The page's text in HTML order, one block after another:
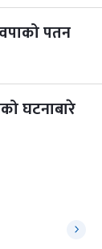
पतन
घटनाबारे